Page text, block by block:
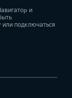
и
подключаться